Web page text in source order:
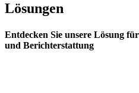
Lösungen
Entdecken Sie unsere Lösung
und Berichterstattung